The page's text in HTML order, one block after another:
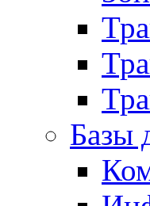
Базы